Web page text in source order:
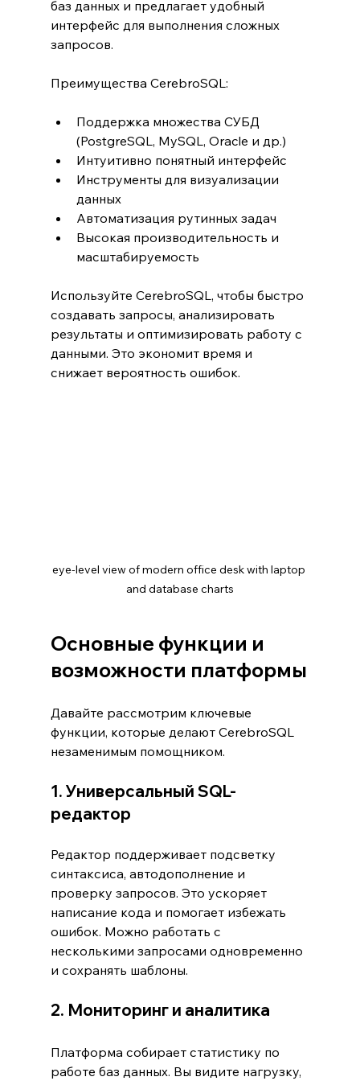
баз данных и предлагает удобный
интерфейс для выполнения сложных
запросов.
Преимущества CerebroSQL:
Поддержка множества СУБД
(PostgreSQL, MySQL, Oracle и др.)
Интуитивно понятный интерфейс
Инструменты для визуализации
данных
Автоматизация рутинных задач
Высокая производительность и
масштабируемость
Используйте CerebroSQL, чтобы быстро
создавать запросы, анализировать
результаты и оптимизировать работу с
данными. Это экономит время и
снижает вероятность ошибок.
eye-level view of modern office desk with laptop
and database charts
Основные функции и
возможности платформы
Давайте рассмотрим ключевые
функции, которые делают CerebroSQL
незаменимым помощником.
1. Универсальный SQL-
редактор
Редактор поддерживает подсветку
синтаксиса, автодополнение и
проверку запросов. Это ускоряет
написание кода и помогает избежать
ошибок. Можно работать с
несколькими запросами одновременно
и сохранять шаблоны.
2. Мониторинг и аналитика
Платформа собирает статистику по
работе баз данных. Вы видите нагрузку,